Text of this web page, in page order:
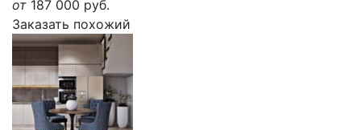
от 187 000 руб.
Заказать похожий